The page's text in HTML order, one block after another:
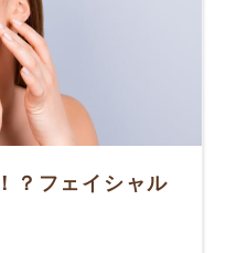
？フェイシャル